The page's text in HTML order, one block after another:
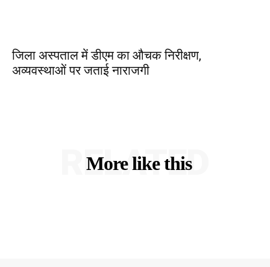
जिला अस्पताल में डीएम का औचक निरीक्षण,
अव्यवस्थाओं पर जताई नाराजगी
More like this
RELATED